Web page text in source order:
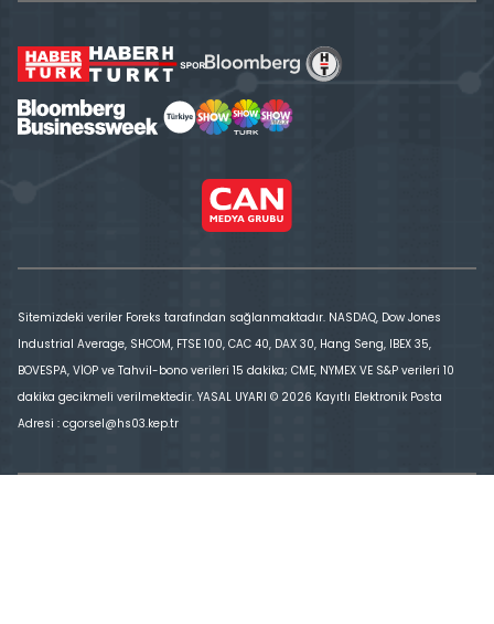
Sitemizdeki veriler Foreks tarafından sağlanmaktadır. NASDAQ, Dow Jones
Industrial Average, SHCOM, FTSE 100, CAC 40, DAX 30, Hang Seng, IBEX 35,
BOVESPA, VİOP ve Tahvil-bono verileri 15 dakika; CME, NYMEX VE S&P verileri 10
dakika gecikmeli verilmektedir. YASAL UYARI © 2026 Kayıtlı Elektronik Posta
Adresi : cgorsel@hs03.kep.tr